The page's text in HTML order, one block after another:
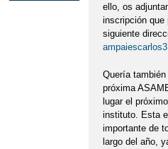
ello, os
inscripción que
siguiente
Quería
próxima
lugar el
instituto. Esta
importante de
largo del año,